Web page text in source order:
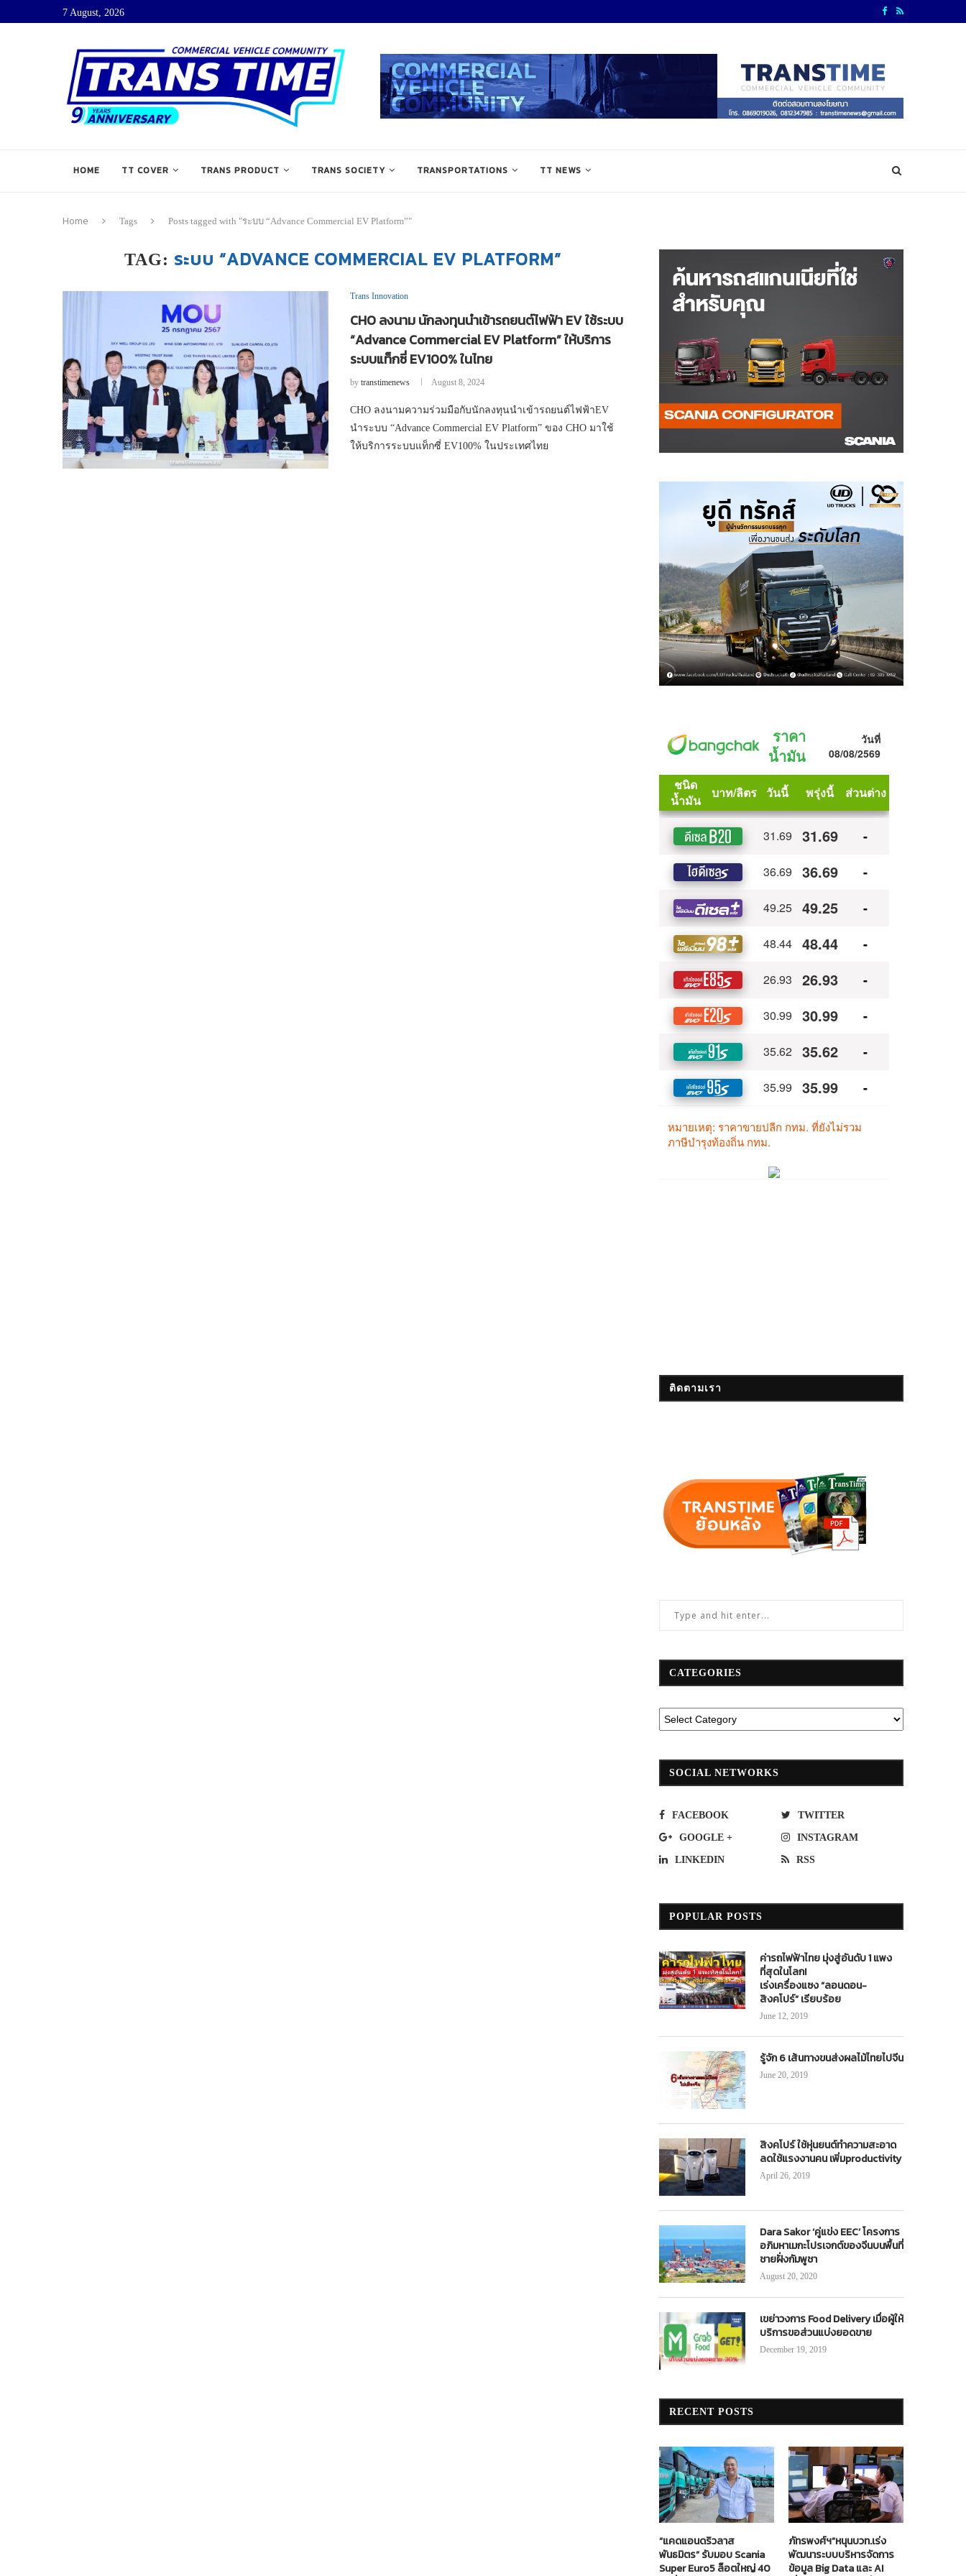
7 August, 2026
HOME TT COVER TRANS PRODUCT TRANS SOCIETY TRANSPORTATIONS TT NEWS
Home Tags Posts tagged with "ระบบ “Advance Commercial EV Platform”"
TAG: ระบบ “ADVANCE COMMERCIAL EV PLATFORM”
Trans Innovation
CHO ลงนาม นักลงทุนนำเข้ารถยนต์ไฟฟ้า EV ใช้ระบบ
“Advance Commercial EV Platform” ให้บริการ
ระบบแท็กซี่ EV100% ในไทย
by transtimenews August 8, 2024
CHO ลงนามความร่วมมือกับนักลงทุนนำเข้ารถยนต์ไฟฟ้าEV
นำระบบ “Advance Commercial EV Platform” ของ CHO มาใช้
ให้บริการระบบแท็กซี่ EV100% ในประเทศไทย
ติดตามเรา
CATEGORIES
SOCIAL NETWORKS
FACEBOOK TWITTER
GOOGLE + INSTAGRAM
LINKEDIN RSS
POPULAR POSTS
ค่ารถไฟฟ้าไทย มุ่งสู่อันดับ 1 แพง
ที่สุดในโลก!
เร่งเครื่องแซง “ลอนดอน-
สิงคโปร์” เรียบร้อย
June 12, 2019
รู้จัก 6 เส้นทางขนส่งผลไม้ไทยไปจีน
June 20, 2019
สิงคโปร์ ใช้หุ่นยนต์ทำความสะอาด
ลดใช้แรงงานคน เพิ่มproductivity
April 26, 2019
Dara Sakor ‘คู่แข่ง EEC’ โครงการ
อภิมหาเมกะโปรเจกต์ของจีนบนพื้นที่
ชายฝั่งกัมพูชา
August 20, 2020
เขย่าวงการ Food Delivery เมื่อผู้ให้
บริการขอส่วนแบ่งยอดขาย
December 19, 2019
RECENT POSTS
“แคดแอนดริวลาส
พันธมิตร” รับมอบ Scania
Super Euro5 ล็อตใหญ่ 40
ภัทรพงศ์ฯ”หนุนบวท.เร่ง
พัฒนาระบบบริหารจัดการ
ข้อมูล Big Data และ AI